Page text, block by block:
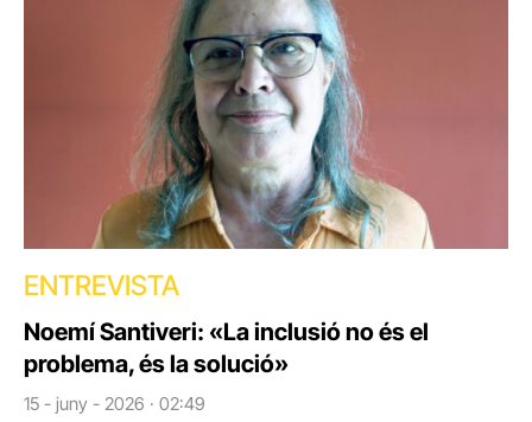
ENTREVISTA
Noemí Santiveri: «La inclusió no és el
problema, és la solució»
15 - juny - 2026 · 02:49